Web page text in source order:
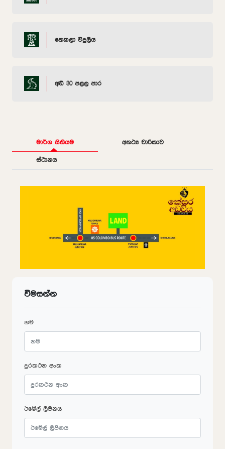
තෙකලා විදුලිය
අඩි 30 පළල පාර
මාර්ග සිතියම අතථ්‍ය චාරිකාව
ස්ථානය
විමසන්න
නම
දුරකථන අංක
ඊමේල් ලිපිනය